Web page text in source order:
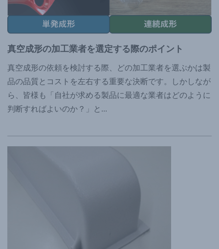
真空成形の加工業者を選定する際のポイント
真空成形の依頼を検討する際、どの加工業者を選ぶかは製
品の品質とコストを左右する重要な決断です。しかしなが
ら、皆様も「自社が求める製品に最適な業者はどのように
判断すればよいのか？」と ...